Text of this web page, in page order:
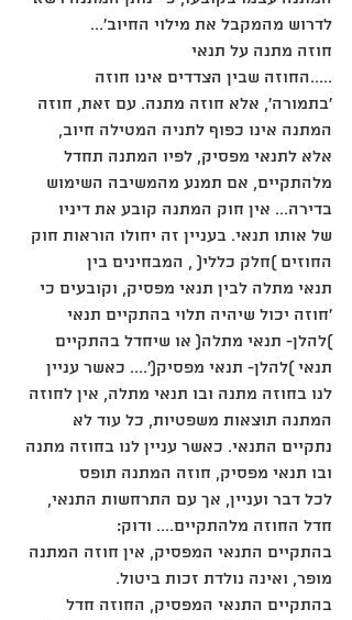
לדרוש מהמקבל את מילוי החיוב'...
חוזה מתנה על תנאי
.....החוזה שבין הצדדים אינו חוזה
'בתמורה', אלא חוזה מתנה. עם זאת, חוזה
המתנה אינו כפוף לתניה המטילה חיוב,
אלא לתנאי מפסיק, לפיו המתנה תחדל
מלהתקיים, אם תמנע מהמשיבה השימוש
בדירה... אין חוק המתנה קובע את דיניו
של אותו תנאי. בעניין זה יחולו הוראות חוק
החוזים )חלק כללי( , המבחינים בין
תנאי מתלה לבין תנאי מפסיק, וקובעים כי
'חוזה יכול שיהיה תלוי בהתקיים תנאי
)להלן- תנאי מתלה( או שיחדל בהתקיים
תנאי )להלן- תנאי מפסיק('.... כאשר עניין
לנו בחוזה מתנה ובו תנאי מתלה, אין לחוזה
המתנה תוצאות משפטיות, כל עוד לא
נתקיים התנאי. כאשר עניין לנו בחוזה מתנה
ובו תנאי מפסיק, חוזה המתנה תופס
לכל דבר ועניין, אך עם התרחשות התנאי,
חדל החוזה מלהתקיים.... ודוק:
בהתקיים התנאי המפסיק, אין חוזה המתנה
מופר, ואינה נולדת זכות ביטול.
בהתקיים התנאי המפסיק, החוזה חדל